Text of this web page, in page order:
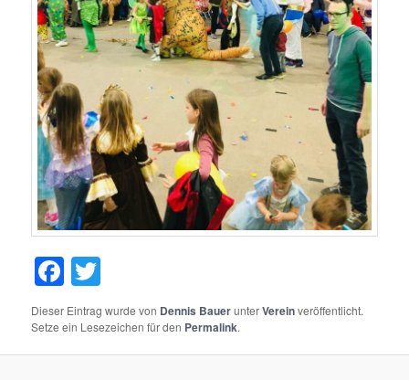
Facebook
Dieser Eintrag wurde von Dennis BauerunterVereinveröffentlicht.
Setze ein Lesezeichen für den Permalink.